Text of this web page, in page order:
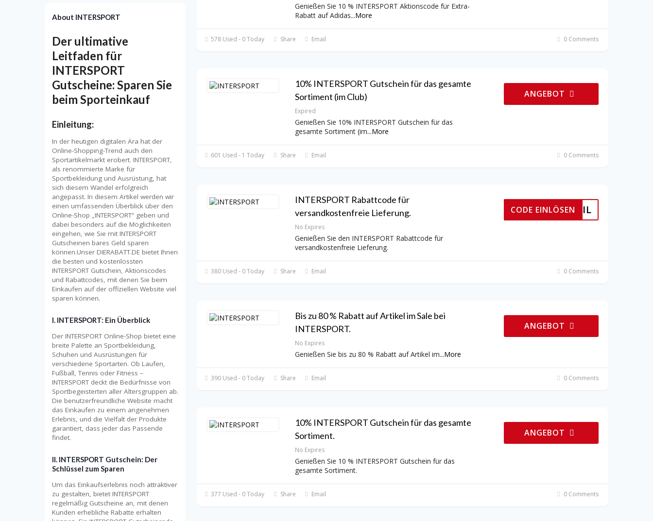
Genießen Sie 10 % INTERSPORT Aktionscode für Extra-
Rabatt auf Adidas...More
578 Used - 0 Today Share Email 0 Comments
10% INTERSPORT Gutschein für das gesamte
Sortiment (im Club)
Expired
Genießen Sie 10% INTERSPORT Gutschein für das
gesamte Sortiment (im...More
ANGEBOT
601 Used - 1 Today Share Email 0 Comments
INTERSPORT Rabattcode für
versandkostenfreie Lieferung.
No Expires
Genießen Sie den INTERSPORT Rabattcode für
versandkostenfreie Lieferung.
ER EMAIL
CODE EINLÖSEN
380 Used - 0 Today Share Email 0 Comments
Bis zu 80 % Rabatt auf Artikel im Sale bei
INTERSPORT.
No Expires
Genießen Sie bis zu 80 % Rabatt auf Artikel im...More
ANGEBOT
390 Used - 0 Today Share Email 0 Comments
10% INTERSPORT Gutschein für das gesamte
Sortiment.
No Expires
Genießen Sie 10 % INTERSPORT Gutschein für das
gesamte Sortiment.
ANGEBOT
377 Used - 0 Today Share Email 0 Comments
About INTERSPORT
Der ultimative
Leitfaden für
INTERSPORT
Gutscheine: Sparen Sie
beim Sporteinkauf
Einleitung:
In der heutigen digitalen Ära hat der
Online-Shopping-Trend auch den
Sportartikelmarkt erobert. INTERSPORT,
als renommierte Marke für
Sportbekleidung und Ausrüstung, hat
sich diesem Wandel erfolgreich
angepasst. In diesem Artikel werden wir
einen umfassenden Überblick über den
Online-Shop „INTERSPORT“ geben und
dabei besonders auf die Möglichkeiten
eingehen, wie Sie mit INTERSPORT
Gutscheinen bares Geld sparen
können.Unser DIERABATT.DE bietet Ihnen
die besten und kostenlossten
INTERSPORT Gutschein, Aktionscodes
und Rabattcodes, mit denen Sie beim
Einkaufen auf der offiziellen Website viel
sparen können.
I. INTERSPORT: Ein Überblick
Der INTERSPORT Online-Shop bietet eine
breite Palette an Sportbekleidung,
Schuhen und Ausrüstungen für
verschiedene Sportarten. Ob Laufen,
Fußball, Tennis oder Fitness –
INTERSPORT deckt die Bedürfnisse von
Sportbegeisterten aller Altersgruppen ab.
Die benutzerfreundliche Website macht
das Einkaufen zu einem angenehmen
Erlebnis, und die Vielfalt der Produkte
garantiert, dass jeder das Passende
findet.
II. INTERSPORT Gutschein: Der
Schlüssel zum Sparen
Um das Einkaufserlebnis noch attraktiver
zu gestalten, bietet INTERSPORT
regelmäßig Gutscheine an, mit denen
Kunden erhebliche Rabatte erhalten